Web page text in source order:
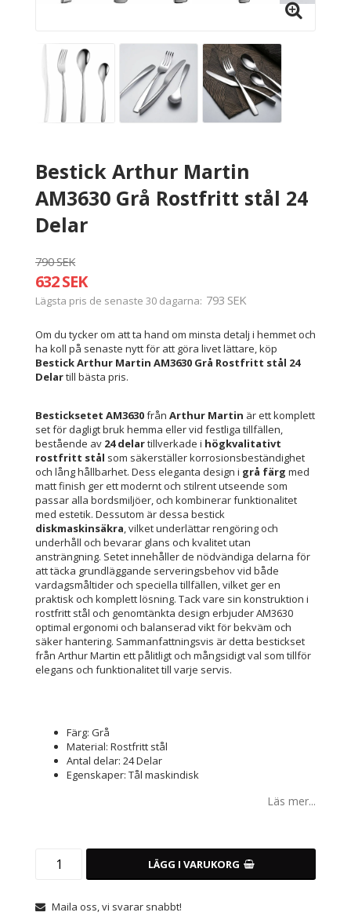
Bestick Arthur Martin
AM3630 Grå Rostfritt stål 24
Delar
790 SEK
632 SEK
Lägsta pris de senaste 30 dagarna 793 SEK
Om du tycker om att ta hand om minsta detalj i hemmet och
ha koll på senaste nytt för att göra livet lättare, köp
Bestick Arthur Martin AM3630 Grå Rostfritt stål 24
Delartill bästa pris.
Besticksetet AM3630från Arthur Martin är ett komplett
set för dagligt bruk hemma eller vid festliga tillfällen,
bestående av 24 delartillverkade i högkvalitativt
rostfritt stål som säkerställer korrosionsbeständighet
och lång hållbarhet. Dess eleganta design i grå färg med
matt finish ger ett modernt och stilrent utseende som
passar alla bordsmiljöer, och kombinerar funktionalitet
med estetik. Dessutom är dessa bestick
diskmaskinsäkra, vilket underlättar rengöring och
underhåll och bevarar glans och kvalitet utan
ansträngning. Setet innehåller de nödvändiga delarna för
att täcka grundläggande serveringsbehov vid både
vardagsmåltider och speciella tillfällen, vilket ger en
praktisk och komplett lösning. Tack vare sin konstruktion i
rostfritt stål och genomtänkta design erbjuder AM3630
optimal ergonomi och balanserad vikt för bekväm och
säker hantering. Sammanfattningsvis är detta bestickset
från Arthur Martin ett pålitligt och mångsidigt val som tillför
elegans och funktionalitet till varje servis.
Färg: Grå
Material: Rostfritt stål
Antal delar: 24 Delar
Egenskaper: Tål maskindisk
Läs mer...
LÄGG I VARUKORG
Maila oss, vi svarar snabbt!